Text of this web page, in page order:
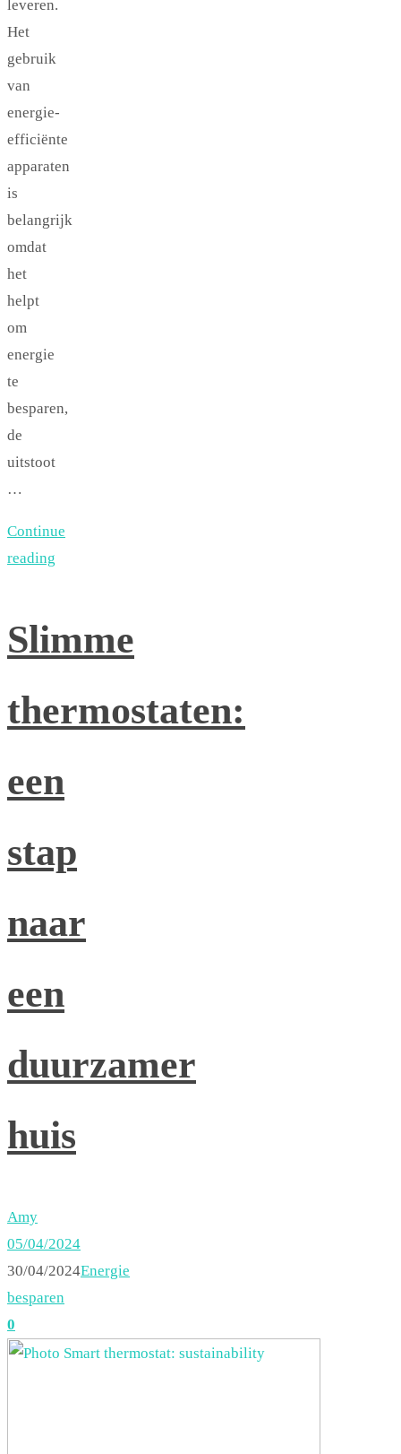
leveren.
Het
gebruik
van
energie-
efficiënte
apparaten
is
belangrijk
omdat
het
helpt
om
energie
te
besparen,
de
uitstoot
…
Continue
reading
Slimme
thermostaten:
een
stap
naar
een
duurzamer
huis
Amy
05/04/2024
30/04/2024Energie
besparen
0